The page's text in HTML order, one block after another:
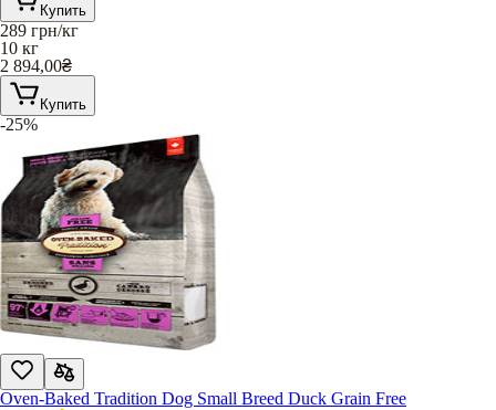
Купить
289 грн/кг
10 кг
2 894,00₴
Купить
-25%
Oven-Baked Tradition Dog Small Breed Duck Grain Free